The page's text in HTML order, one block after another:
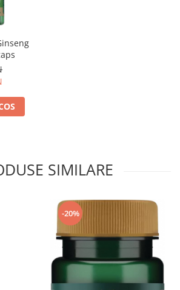
SIMILARE
-20%